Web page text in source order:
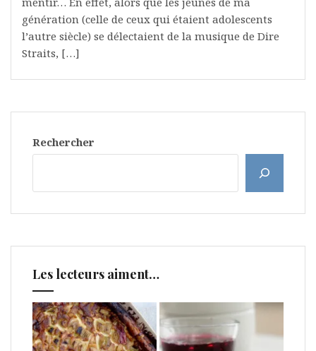
génération (celle de ceux qui étaient adolescents
l’autre siècle) se délectaient de la musique de Dire
Straits, […]
Rechercher
Les lecteurs aiment…